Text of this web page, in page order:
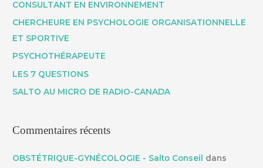
r
CONSULTANT EN ENVIRONNEMENT
CHERCHEURE EN PSYCHOLOGIE ORGANISATIONNELLE
ET SPORTIVE
PSYCHOTHÉRAPEUTE
LES 7 QUESTIONS
SALTO AU MICRO DE RADIO-CANADA
Commentaires récents
OBSTÉTRIQUE-GYNÉCOLOGIE - Salto Conseil
dans